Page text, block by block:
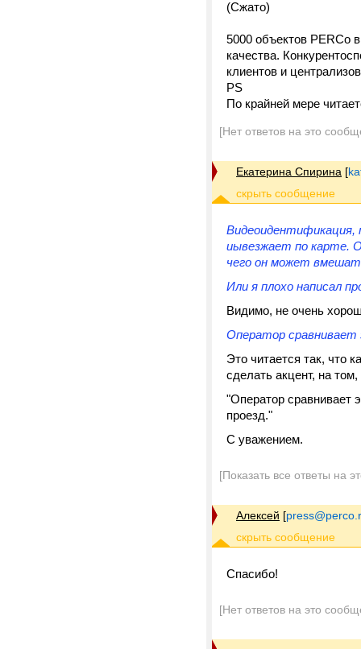
(Сжато)
5000 объектов PERCo
качества.
клиентов и
PS
По крайней мере
[Нет ответов на это
Екатерина Спирина [
Видеоидентификация,
иывезжает по карте.
чего он может
Или я плохо написал
Видимо, не очень
Оператор сравнивает
Это читается так, что
сделать акцент, на
"Оператор сравнивает
проезд."
С уважением.
[Показать все ответы на
Алексей [
Спасибо!
[Нет ответов на это